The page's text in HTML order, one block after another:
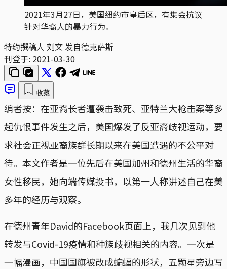
2021年3月27日，美国纽约市皇后区，有集会抗议
针对华裔人的暴力行为。
特约撰稿人 刘文 发自德克萨斯
刊登于: 2021-03-30
收藏
编者按：在亚裔长者遭袭击致死、亚特兰大枪击案等多
起仇恨事件发生之后，美国爆发了反亚裔歧视运动，要
求社会正视亚裔族群长期以来在美国遭遇的不公平对
待。本文作者是一位先后在美国加州和德州生活的华裔
女性移民，她向端传媒投书，以第一人称讲述自己在美
多年的经历与观察。
在德州青年David的Facebook页面上，我几次见到他
转发与Covid-19疫情和种族歧视相关的内容。一次是
一幅漫画，中国国旗被改成蝙蝠的形状，五颗星旁边写